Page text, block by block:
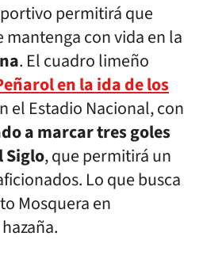
permitirá que
mantenga con vida en la
. El cuadro limeño
en la ida de los
el Estadio Nacional, con
a marcar tres goles
Siglo, que permitirá un
Lo que busca
Mosquera en